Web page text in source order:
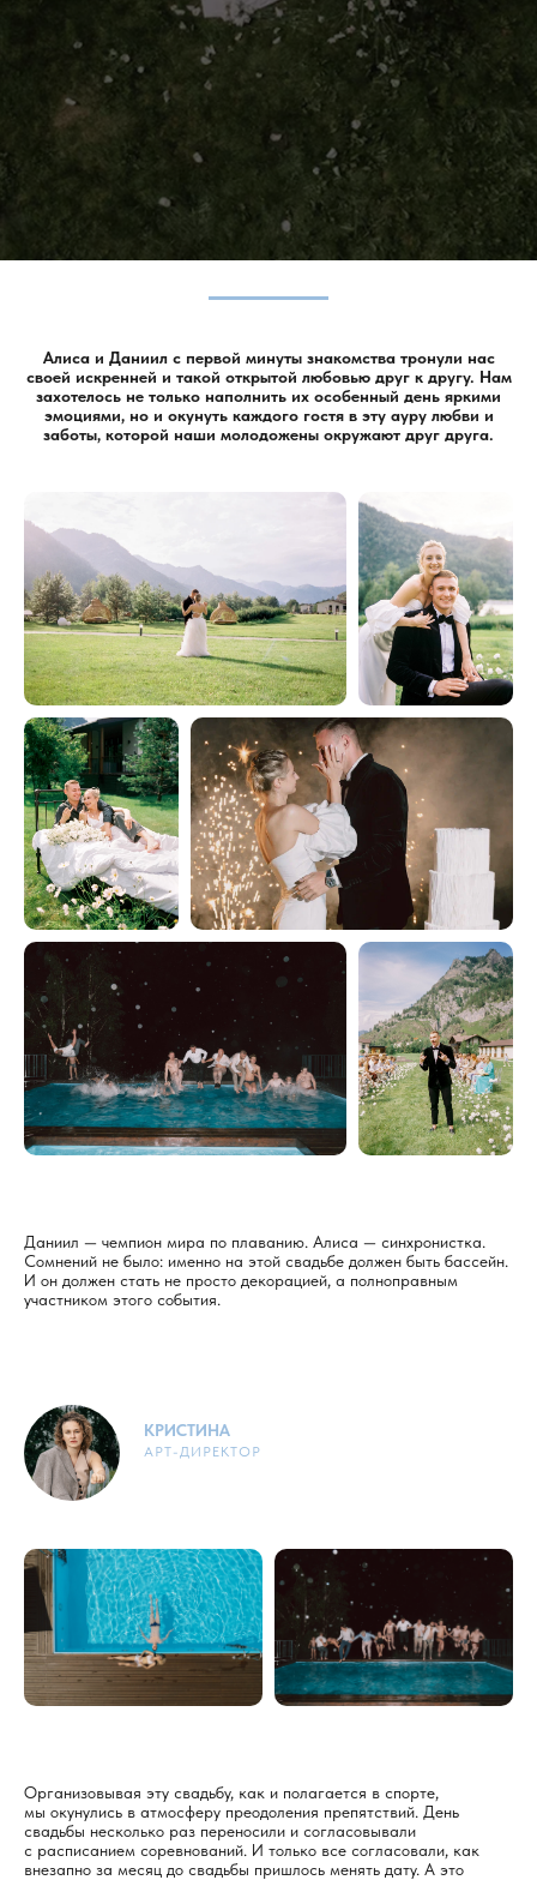
Алиса и Даниил с первой минуты знакомства тронули нас
своей искренней и такой открытой любовью друг к другу. Нам
захотелось не только наполнить их особенный день яркими
эмоциями, но и окунуть каждого гостя в эту ауру любви и
заботы, которой наши молодожены окружают друг друга.
Даниил — чемпион мира по плаванию. Алиса — синхронистка.
Сомнений не было: именно на этой свадьбе должен быть бассейн.
И он должен стать не просто декорацией, а полноправным
участником этого события.
КРИСТИНА
АРТ-ДИРЕКТОР
Организовывая эту свадьбу, как и полагается в спорте,
мы окунулись в атмосферу преодоления препятствий. День
свадьбы несколько раз переносили и согласовывали
с расписанием соревнований. И только все согласовали, как
внезапно за месяц до свадьбы пришлось менять дату. А это